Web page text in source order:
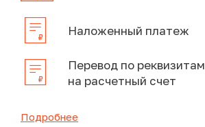
Наложенный платеж
Перевод по реквизитам
на расчетный счет
Подробнее